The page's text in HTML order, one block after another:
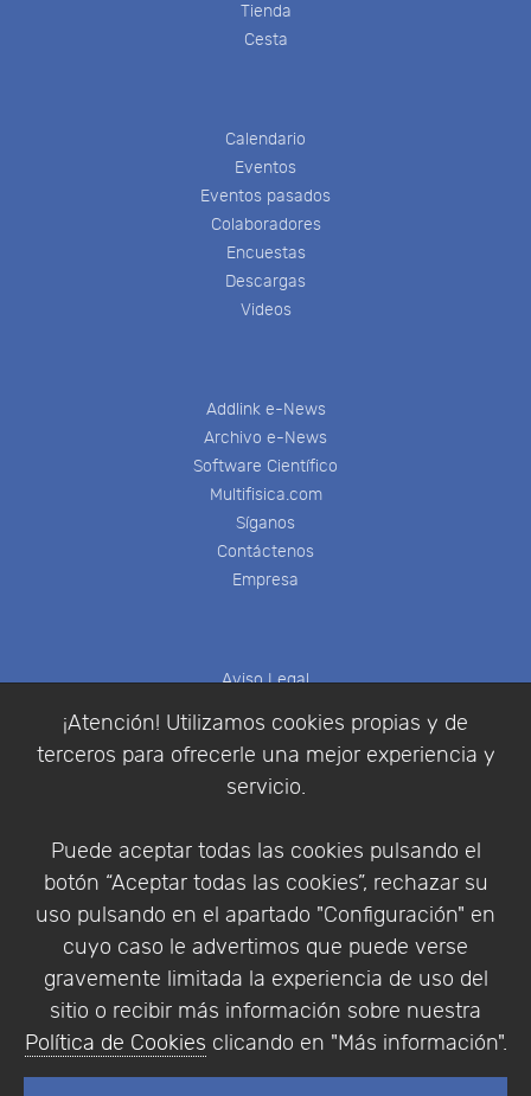
¡Atención! Utilizamos cookies propias y de
terceros para ofrecerle una mejor experiencia y
servicio.
Puede aceptar todas las cookies pulsando el
botón “Aceptar todas las cookies”, rechazar su
uso pulsando en el apartado "Configuración" en
cuyo caso le advertimos que puede verse
gravemente limitada la experiencia de uso del
sitio o recibir más información sobre nuestra
Política de Cookies clicando en "Más información".
Tienda
Cesta
Calendario
Eventos
Eventos pasados
Colaboradores
Encuestas
Descargas
Videos
Addlink e-News
Archivo e-News
Software Científico
Multifisica.com
Síganos
Contáctenos
Empresa
Aviso Legal
Política de Privacidad
Condiciones de compra
Identificarse
Empresa|Aviso Legal| Política de Privacidad |
Política de Cookies
© Copyright 1994 - 2026. Addlink Software
Científico, S.L.